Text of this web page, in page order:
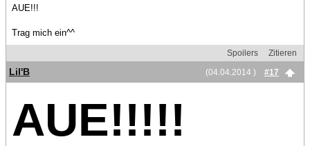
AUE!!!
Trag mich ein^^
Spoilers
Zitieren
(04.04.2014 )
#17
Lil'B
AUE!!!!!